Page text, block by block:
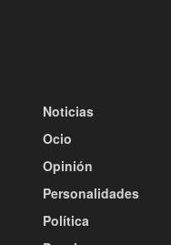
Noticias
Ocio
Opinión
Personalidades
Política